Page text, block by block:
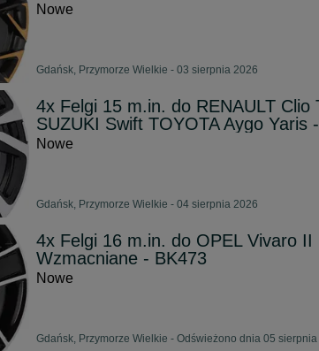
Nowe
Gdańsk, Przymorze Wielkie - 03 sierpnia 2026
4x Felgi 15 m.in. do RENAULT Clio
SUZUKI Swift TOYOTA Aygo Yaris
Nowe
Gdańsk, Przymorze Wielkie - 04 sierpnia 2026
4x Felgi 16 m.in. do OPEL Vivaro II
Wzmacniane - BK473
Nowe
Gdańsk, Przymorze Wielkie - Odświeżono dnia 05